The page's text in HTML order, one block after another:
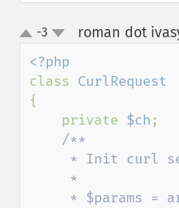
up-3 roman dot
class
{
    private
$ch ;
/**